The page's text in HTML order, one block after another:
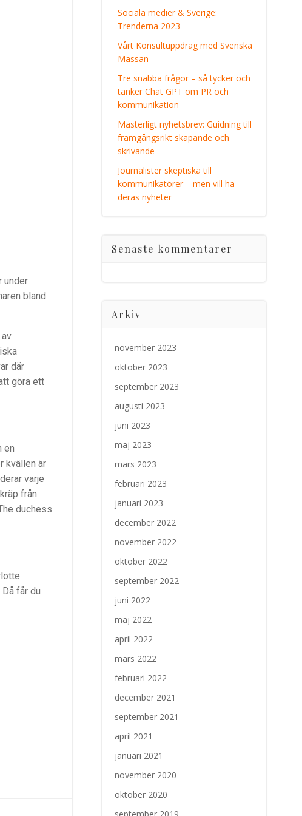
under
bland
där
göra ett
​kvällen​ ​är​
​varje​
från​
​duchess​
får du
Sociala medier & Sverige:
Trenderna 2023
Vårt Konsultuppdrag med Svenska
Mässan
Tre snabba frågor – så tycker och
tänker Chat GPT om PR och
kommunikation
Mästerligt nyhetsbrev: Guidning till
framgångsrikt skapande och
skrivande
Journalister skeptiska till
kommunikatörer – men vill ha
deras nyheter
Senaste kommentarer
Arkiv
november 2023
oktober 2023
september 2023
augusti 2023
juni 2023
maj 2023
mars 2023
februari 2023
januari 2023
december 2022
november 2022
oktober 2022
september 2022
juni 2022
maj 2022
april 2022
mars 2022
februari 2022
december 2021
september 2021
april 2021
januari 2021
november 2020
oktober 2020